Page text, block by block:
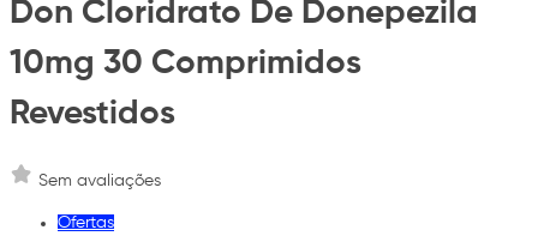
Don Cloridrato De Donepezila
10mg 30 Comprimidos
Revestidos
Sem avaliações
Ofertas